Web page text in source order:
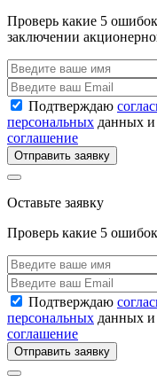
Проверь какие 5
заключении
Подтверждаю
персональных данных
соглашение
Отправить заявку
Оставьте заявку
Проверь какие 5
Подтверждаю
персональных данных
соглашение
Отправить заявку